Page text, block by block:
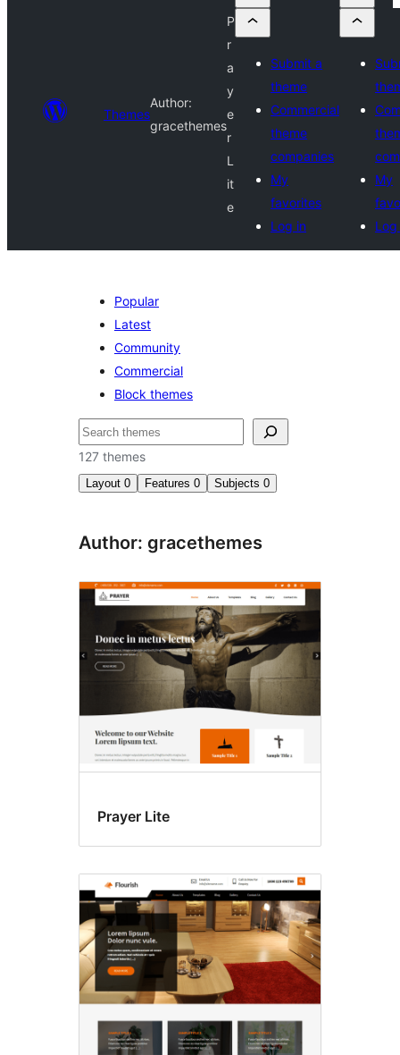
Themes
Author:
gracethemes
P
r
a
y
e
r
L
it
e
Submit a
theme
Commercial
theme
companies
My
favorites
Log in
My
Log
Popular
Latest
Community
Commercial
Block themes
تلاش
127 themes
Layout 0 Features 0 Subjects 0
Author: gracethemes
Prayer Lite